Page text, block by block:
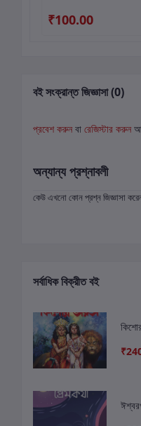
₹100.00
বই সংক্রান্ত জিজ্ঞাসা (0)
প্রবেশ করুন বা রেজিস্টার করুন
অন্যান্য প্রশ্নাবলী
কেউ এখনো কোন প্রশ্ন জিজ্ঞাসা
সর্বাধিক বিক্রীত বই